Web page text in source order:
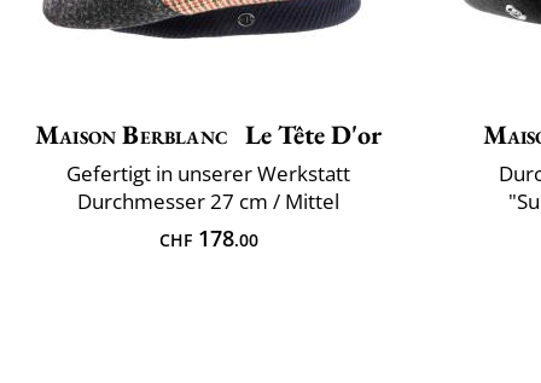
Maison Berblanc Le Tête D'or
Gefertigt in unserer Werkstatt
Durchmesser 27 cm / Mittel
CHF178.00